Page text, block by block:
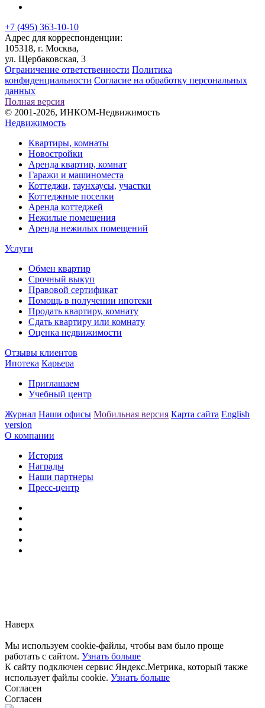
+7 (495) 363-10-10
Адрес для корреспонденции:
105318, г. Москва,
ул. Щербаковская, 3
Ограничение ответственности Политика
конфиденциальности Согласие на обработку персональных
данных
Полная версия
© 2001-2026, ИНКОМ-Недвижимость
Недвижимость
Квартиры, комнаты
Новостройки
Аренда квартир, комнат
Гаражи и машиноместа
Коттеджи, таунхаусы, участки
Коттеджные поселки
Аренда коттеджей
Нежилые помещения
Аренда нежилых помещений
Услуги
Обмен квартир
Срочный выкуп
Правовой сертификат
Помощь в получении ипотеки
Продать квартиру, комнату
Сдать квартиру или комнату
Оценка недвижимости
Отзывы клиентов
Ипотека Карьера
Приглашаем
Учебный центр
Журнал Наши офисы Мобильная версия Карта сайта English
version
О компании
История
Награды
Наши партнеры
Пресс-центр
Наверх
Мы используем cookie-файлы, чтобы вам было проще
работать с сайтом. Узнать больше
К сайту подключен сервис Яндекс.Метрика, который также
использует файлы cookie. Узнать больше
Согласен
Согласен